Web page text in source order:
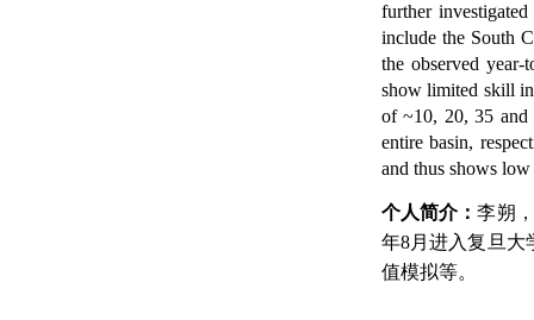
further
include the South
the observed
show limited skill in
of ~10, 20, 35 and
entire basin,
and thus shows
个人简介：李朔
年8月进入复旦大
值模拟等。